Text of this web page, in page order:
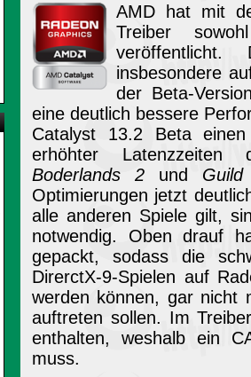
AMD hat mit
Treiber
veröffentlicht.
insbesondere
der Beta-
eine deutlich bessere
Catalyst 13.2 Beta
erhöhter
Boderlands 2und
Optimierungen jetzt
alle anderen Spiele gilt,
notwendig. Oben drauf
gepackt, sodass die
DirerctX-9-Spielen auf
werden können, gar nicht
auftreten sollen. Im
enthalten, weshalb ein
muss.